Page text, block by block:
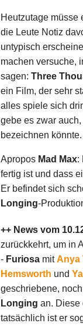
Heutzutage müsse
die Leute Notiz
untypisch
machen versuche,
sagen: Three
ein Film, der sehr
alles spiele sich
gebe es zwar
bezeichnen könnte.
Apropos Mad Max:
fertig ist und dass
Er befindet sich
Longing-
++ News vom
zurückkehrt, um in
- Furiosa mitAnya
Hemsworth und
geschriebene,
Longing an. Diese
tatsächlich ist er